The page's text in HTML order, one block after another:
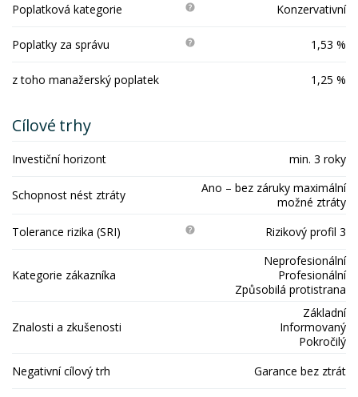
Poplatková kategorie Konzervativní
Poplatky za správu 1,53 %
z toho manažerský poplatek 1,25 %
Cílové trhy
Investiční horizont min. 3 roky
Schopnost nést ztráty
Ano – bez záruky maximální
možné ztráty
Tolerance rizika (SRI)
Rizikový profil 3
Kategorie zákazníka
Neprofesionální
Profesionální
Způsobilá protistrana
Znalosti a zkušenosti
Základní
Informovaný
Pokročilý
Negativní cílový trh
Garance bez ztrát